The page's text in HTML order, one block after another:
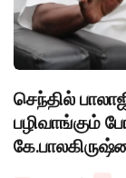
செந்தில்
பழிவாங்கும்